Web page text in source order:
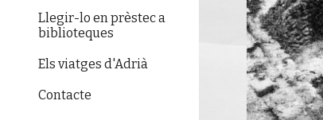
Llegir-lo en prèstec a
biblioteques
Els viatges d'Adrià
Contacte